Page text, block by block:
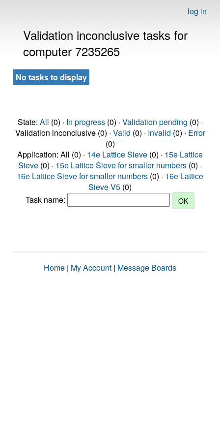
log in
Validation inconclusive tasks for
computer 7235265
No tasks to display
State: All (0) · In progress(0) · Validation pending (0) ·
Validation inconclusive (0) · Valid (0) · Invalid (0) · Error
(0)
Application: All (0) · 14e Lattice Sieve (0) · 15e Lattice
Sieve (0) · 15e Lattice Sieve for smaller numbers (0) ·
16e Lattice Sieve for smaller numbers (0) · 16e Lattice
Sieve V5 (0)
Task name:
Home | My Account | Message Boards